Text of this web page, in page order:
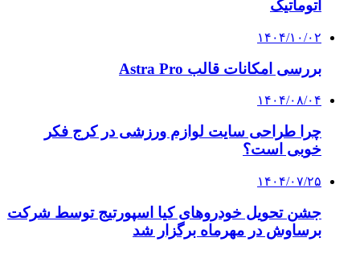
اتوماتیک
۱۴۰۴/۱۰/۰۲
بررسی امکانات قالب Astra Pro
۱۴۰۴/۰۸/۰۴
چرا طراحی سایت لوازم ورزشی در کرج فکر
خوبی است؟
۱۴۰۴/۰۷/۲۵
جشن تحویل خودروهای کیا اسپورتیج توسط شرکت
برساوش در مهرماه برگزار شد